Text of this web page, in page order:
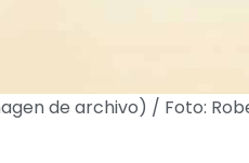
de archivo) / Foto: